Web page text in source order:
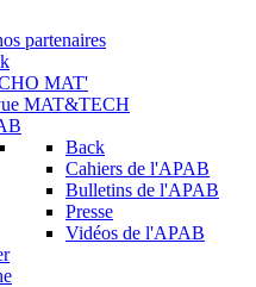
partenaires
MAT'
MAT&TECH
Back
Cahiers de l'APAB
Bulletins de l'APAB
Presse
Vidéos de l'APAB